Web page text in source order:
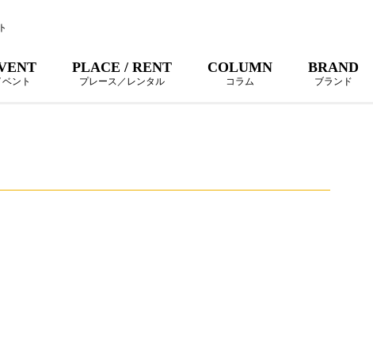
ベント
PLACE / RENT
プレース／レンタル
COLUMN
コラム
BRAND
ブランド